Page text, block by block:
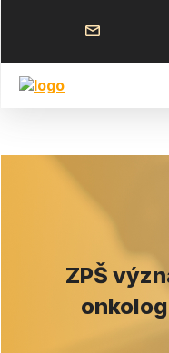
obsahu
Horní
menu
ZPŠ